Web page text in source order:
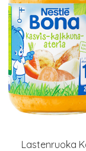
Lastenruoka